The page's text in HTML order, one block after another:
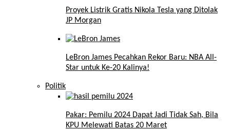
Proyek Listrik Gratis Nikola Tesla yang Ditolak
JP Morgan
LeBron James Pecahkan Rekor Baru: NBA All-
Star untuk Ke-20 Kalinya!
Politik
Pakar: Pemilu 2024 Dapat Jadi Tidak Sah, Bila
KPU Melewati Batas 20 Maret